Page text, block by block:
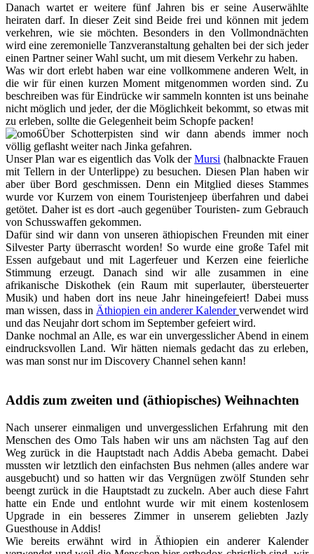
Danach wartet er weitere fünf Jahren bis er seine Auserwählte
heiraten darf. In dieser Zeit sind Beide frei und können mit jedem
verkehren, wie sie möchten. Besonders in den Vollmondnächten
wird eine zeremonielle Tanzveranstaltung gehalten bei der sich jeder
einen Partner seiner Wahl sucht, um mit diesem Verkehr zu haben.
Was wir dort erlebt haben war eine vollkommene anderen Welt, in
die wir für einen kurzen Moment mitgenommen worden sind. Zu
beschreiben was für Eindrücke wir sammeln konnten ist uns beinahe
nicht möglich und jeder, der die Möglichkeit bekommt, so etwas mit
zu erleben, sollte die Gelegenheit beim Schopfe packen!
Über Schotterpisten sind wir dann abends immer noch
völlig geflasht weiter nach Jinka gefahren.
Unser Plan war es eigentlich das Volk derMursi (halbnackte Frauen
mit Tellern in der Unterlippe) zu besuchen. Diesen Plan haben wir
aber über Bord geschmissen. Denn ein Mitglied dieses Stammes
wurde vor Kurzem von einem Touristenjeep überfahren und dabei
getötet. Daher ist es dort -auch gegenüber Touristen- zum Gebrauch
von Schusswaffen gekommen.
Dafür sind wir dann von unseren äthiopischen Freunden mit einer
Silvester Party überrascht worden! So wurde eine große Tafel mit
Essen aufgebaut und mit Lagerfeuer und Kerzen eine feierliche
Stimmung erzeugt. Danach sind wir alle zusammen in eine
afrikanische Diskothek (ein Raum mit superlauter, übersteuerter
Musik) und haben dort ins neue Jahr hineingefeiert! Dabei muss
man wissen, dass in Äthiopien ein anderer Kalender verwendet wird
und das Neujahr dort schom im September gefeiert wird.
Danke nochmal an Alle, es war ein unvergesslicher Abend in einem
eindrucksvollen Land. Wir hätten niemals gedacht das zu erleben,
was man sonst nur im Discovery Channel sehen kann!
Addis zum zweiten und (äthiopisches) Weihnachten
Nach unserer einmaligen und unvergesslichen Erfahrung mit den
Menschen des Omo Tals haben wir uns am nächsten Tag auf den
Weg zurück in die Hauptstadt nach Addis Abeba gemacht. Dabei
mussten wir letztlich den einfachsten Bus nehmen (alles andere war
ausgebucht) und so hatten wir das Vergnügen zwölf Stunden sehr
beengt zurück in die Hauptstadt zu zuckeln. Aber auch diese Fahrt
hatte ein Ende und entlohnt wurde wir mit einem kostenlosem
Upgrade in ein besseres Zimmer in unserem geliebten Jazly
Guesthouse in Addis!
Wie bereits erwähnt wird in Äthiopien ein anderer Kalender